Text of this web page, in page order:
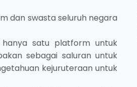
dan swasta seluruh negara
satu platform untuk
sebagai saluran untuk
kejuruteraan untuk